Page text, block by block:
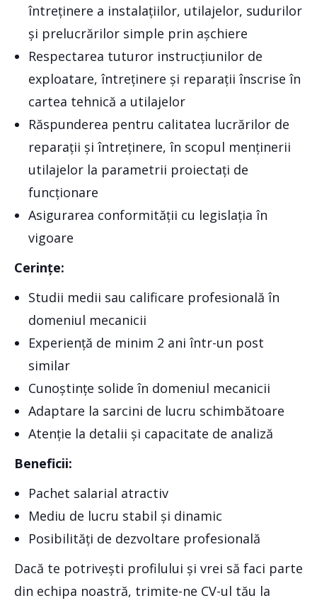
întreținere a instalațiilor, utilajelor, sudurilor
și prelucrărilor simple prin așchiere
Respectarea tuturor instrucțiunilor de
exploatare, întreținere și reparații înscrise în
cartea tehnică a utilajelor
Răspunderea pentru calitatea lucrărilor de
reparații și întreținere, în scopul menținerii
utilajelor la parametrii proiectați de
funcționare
Asigurarea conformității cu legislația în
vigoare
Cerințe:
Studii medii sau calificare profesională în
domeniul mecanicii
Experiență de minim 2 ani într-un post
similar
Cunoștințe solide în domeniul mecanicii
Adaptare la sarcini de lucru schimbătoare
Atenție la detalii și capacitate de analiză
Beneficii:
Pachet salarial atractiv
Mediu de lucru stabil și dinamic
Posibilități de dezvoltare profesională
Dacă te potrivești profilului și vrei să faci parte
din echipa noastră, trimite-ne CV-ul tău la